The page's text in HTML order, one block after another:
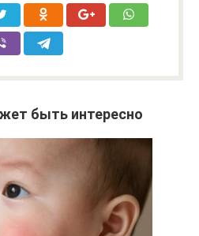
быть интересно